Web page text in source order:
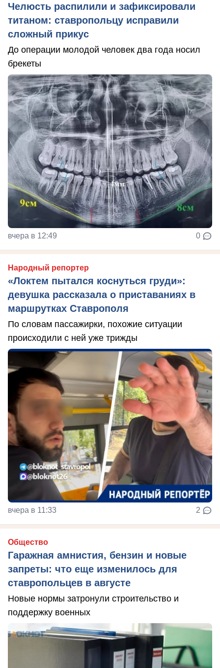
Челюсть распилили и зафиксировали
титаном: ставропольцу исправили
сложный прикус
До операции молодой человек два года носил
брекеты
вчера в 12:49 0
Народный репортер
«Локтем пытался коснуться груди»:
девушка рассказала о приставаниях в
маршрутках Ставрополя
По словам пассажирки, похожие ситуации
происходили с ней уже трижды
вчера в 11:33 2
Общество
Гаражная амнистия, бензин и новые
запреты: что еще изменилось для
ставропольцев в августе
Новые нормы затронули строительство и
поддержку военных